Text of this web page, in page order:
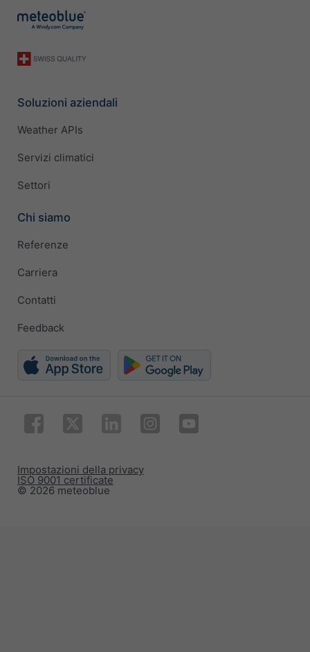
Soluzioni aziendali
Weather APIs
Servizi climatici
Settori
Chi siamo
Referenze
Carriera
Contatti
Feedback
© 2026 meteoblue
ISO 9001 certificate
Impostazioni della privacy